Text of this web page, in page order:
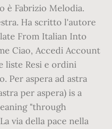
è Fabrizio Melodia.
Ha scritto l'autore
From Italian Into
Ciao, Accedi Account
liste Resi e ordini
Per aspera ad astra
per aspera) is a
"through
via della pace nella